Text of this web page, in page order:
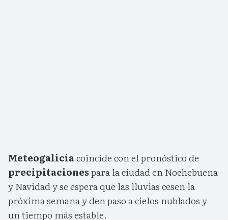
Meteogaliciacoincide con el pronóstico de
precipitacionespara la ciudad en Nochebuena
y Navidad y se espera que las lluvias cesen la
próxima semana y den paso a cielos nublados y
un tiempo más estable.